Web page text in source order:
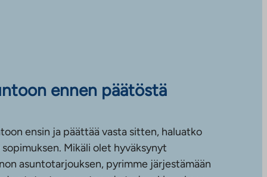
ennen päätöstä
ensin ja päättää vasta sitten, haluatko
Mikäli olet hyväksynyt
asuntotarjouksen, pyrimme järjestämään